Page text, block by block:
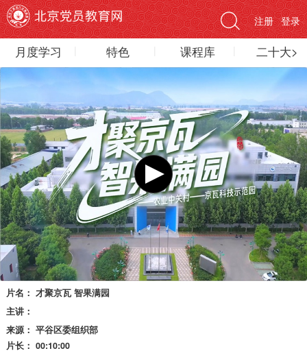
登录
注册
月度学习 特色 课程库 二十大>
片名： 才聚京瓦 智果满园
主讲：
来源： 平谷区委组织部
片长： 00:10:00